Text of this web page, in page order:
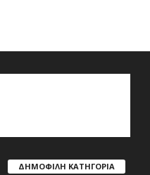
ΔΗΜΟΦΙΛΗ ΚΑΤΗΓΟΡΙΑ